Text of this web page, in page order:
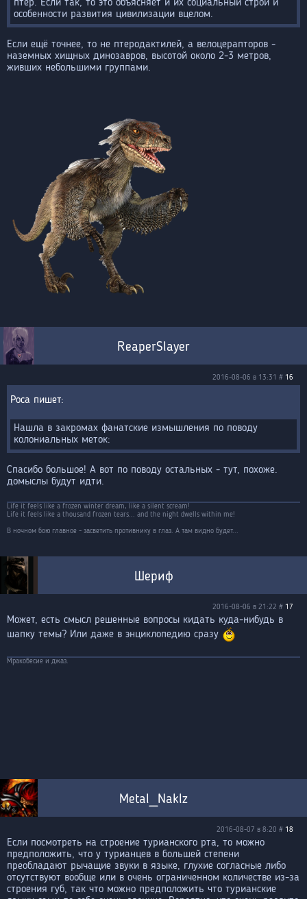
птер. Если так, то это объясняет и их социальный строй и
особенности развития цивилизации вцелом.
Если ещё точнее, то не птеродактилей, а велоцерапторов -
наземных хищных динозавров, высотой около 2-3 метров,
живших небольшими группами.
ReaperSlayer
2016-08-06 в 13:31 # 16
Роса
Нашла в закромах фанатские измышления по поводу
колониальных меток:
Спасибо большое! А вот по поводу остальных - тут, похоже.
домыслы будут идти.
Life it feels like a frozen winter dream, like a silent scream!
Life it feels like a thousand frozen tears... and the night dwells within me!
В ночном бою главное - засветить противнику в глаз. А там видно будет...
Шериф
2016-08-06 в 21:22 # 17
Может, есть смысл решенные вопросы кидать куда-нибудь в
шапку темы? Или даже в энциклопедию сразу
Мракобесие и джаз.
Metal_Naklz
2016-08-07 в 8:20 # 18
Если посмотреть на строение турианского рта, то можно
предположить, что у турианцев в большей степени
преобладают рычащие звуки в языке, глухие согласные либо
отсутствуют вообще или в очень ограниченном количестве из-за
строения губ, так что можно предположить что турианские